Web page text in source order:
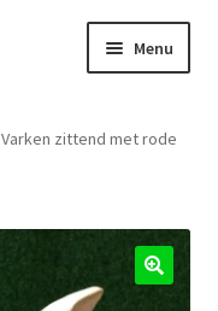
Menu
Varken zittend met rode